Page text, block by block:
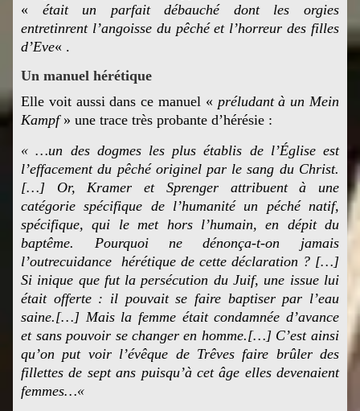
« était un parfait débauché dont les orgies
entretinrent l’angoisse du pêché et l’horreur des filles
d’Eve« .
Un manuel hérétique
Elle voit aussi dans ce manuel « préludant à un Mein
Kampf» une trace très probante d’hérésie :
« …un des dogmes les plus établis de l’Église est
l’effacement du pêché originel par le sang du Christ.
[…] Or, Kramer et Sprenger attribuent à une
catégorie spécifique de l’humanité un péché natif,
spécifique, qui le met hors l’humain, en dépit du
baptême. Pourquoi ne dénonça-t-on jamais
l’outrecuidance hérétique de cette déclaration ? […]
Si inique que fut la persécution du Juif, une issue lui
était offerte : il pouvait se faire baptiser par l’eau
saine.[…] Mais la femme était condamnée d’avance
et sans pouvoir se changer en homme.[…] C’est ainsi
qu’on put voir l’évêque de Trêves faire brûler des
fillettes de sept ans puisqu’à cet âge elles devenaient
femmes…«